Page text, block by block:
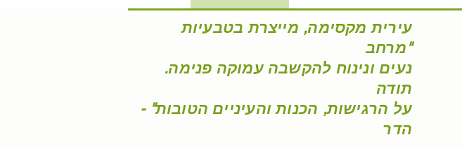
עירית מקסימה, מייצרת בטבעיות
מרחב"
נעים ונינוח להקשבה עמוקה פנימה.
תודה
על הרגישות, הכנות והעיניים הטובות" -
הדר